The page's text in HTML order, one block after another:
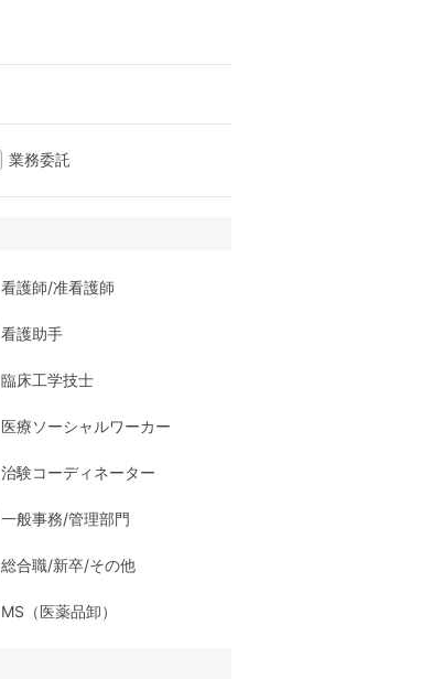
業務委託
看護師/准看護師
看護助手
臨床工学技士
医療ソーシャルワーカー
治験コーディネーター
一般事務/管理部門
総合職/新卒/その他
MS（医薬品卸）